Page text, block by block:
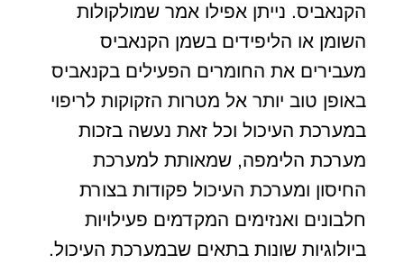
הקנאביס. נייתן אפילו אמר שמולקולות
השומן או הליפידים בשמן הקנאביס
מעבירים את החומרים הפעילים בקנאביס
באופן טוב יותר אל מטרות הזקוקות לריפוי
במערכת העיכול וכל זאת נעשה בזכות
מערכת הלימפה, שמאותת למערכת
החיסון ומערכת העיכול פקודות בצורת
חלבונים ואנזימים המקדמים פעילויות
ביולוגיות שונות בתאים שבמערכת העיכול.